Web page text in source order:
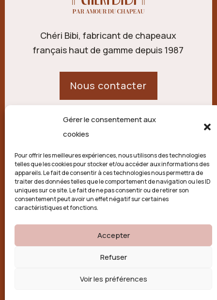
Gérer le consentement aux
cookies
Pour offrir les meilleures expériences, nous utilisons des technologies
telles que les cookies pour stocker et/ou accéder aux informations des
appareils. Le fait de consentir à ces technologies nous permettra de
traiter des données telles que le comportement de navigation ou les ID
uniques sur ce site. Le fait de ne pas consentir ou de retirer son
consentement peut avoir un effet négatif sur certaines
caractéristiques et fonctions.
Accepter
Refuser
Voir les préférences
Chéri Bibi, fabricant de chapeaux
français haut de gamme depuis 1987
Nous contacter
21 route de Palisse,
Politique de confidentialité
Conditions générales